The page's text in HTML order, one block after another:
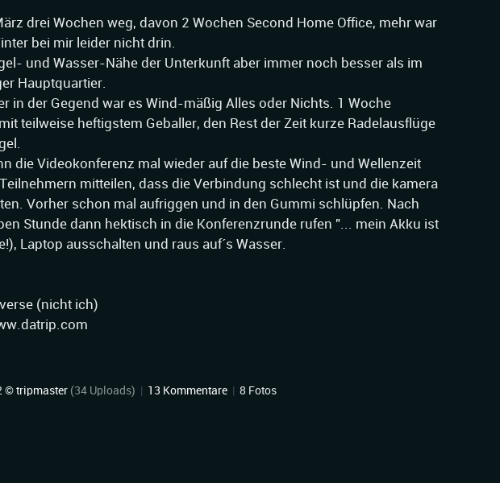
drei Wochen weg, davon 2 Wochen Second Home Office, mehr war
bei mir leider nicht drin.
und Wasser-Nähe der Unterkunft aber immer noch besser als im
Hauptquartier.
in der Gegend war es Wind-mäßig Alles oder Nichts. 1 Woche
teilweise heftigstem Geballer, den Rest der Zeit kurze Radelausflüge
die Videokonferenz mal wieder auf die beste Wind- und Wellenzeit
mitteilen, dass die Verbindung schlecht ist und die kamera
Vorher schon mal aufriggen und in den Gummi schlüpfen. Nach
Stunde dann hektisch in die Konferenzrunde rufen "... mein Akku ist
Laptop ausschalten und raus auf´s Wasser.
(nicht ich)
©tripmaster (34 Uploads) | 13 Kommentare | 8 Fotos